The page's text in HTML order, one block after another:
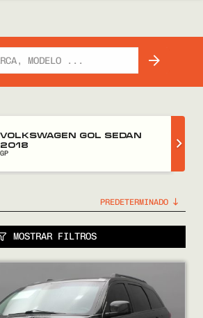
VOLKSWAGEN GOL SEDAN
2018
GP
MOSTRAR FILTROS